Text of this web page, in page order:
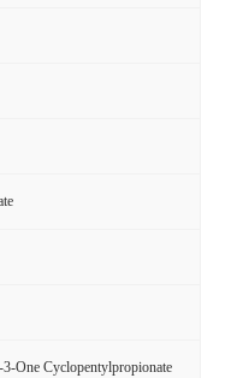
One Cyclopentylpropionate